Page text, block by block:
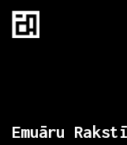
Emuāru